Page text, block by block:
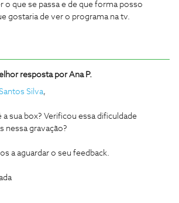
o que se passa e de que forma posso
gostaria de ver o programa na tv.
resposta porAna P.
Silva,
a sua box? Verificou essa dificuldade
nessa gravação?
a aguardar o seu feedback.